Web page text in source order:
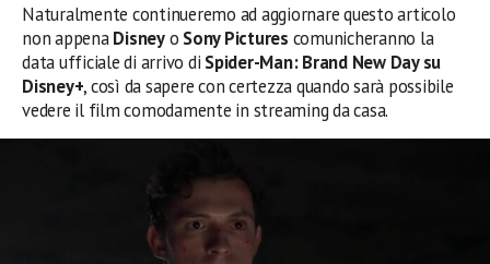
Naturalmente continueremo ad aggiornare questo articolo
non appenaDisneyo Sony Pictures comunicheranno la
data ufficiale di arrivo di Spider-Man: Brand New Day su
Disney+, così da sapere con certezza quando sarà possibile
vedere il film comodamente in streaming da casa.